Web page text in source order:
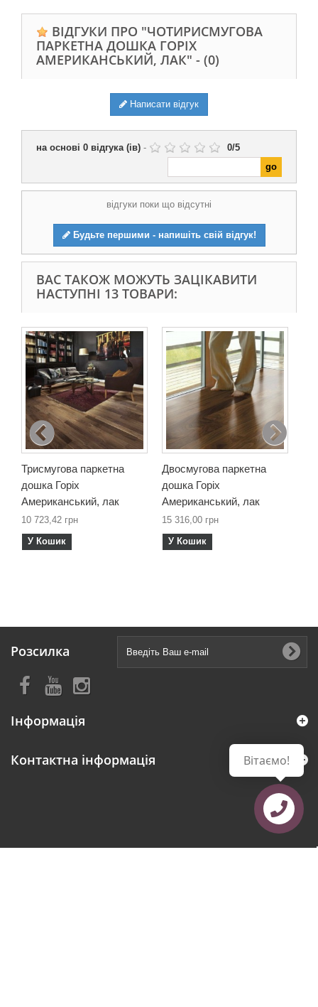
ВІДГУКИ ПРО "ЧОТИРИСМУГОВА
ПАРКЕТНА ДОШКА ГОРІХ
АМЕРИКАНСЬКИЙ, ЛАК" - (0)
Написати відгук
на основі 0 відгука (ів) - 0/5
відгуки поки що відсутні
Будьте першими - напишіть свій відгук!
ВАС ТАКОЖ МОЖУТЬ ЗАЦІКАВИТИ
НАСТУПНІ 13 ТОВАРИ:
Трисмугова паркетна
дошка Горіх
Американський, лак
10 723,42 грн
У Кошик
Двосмугова паркетна
дошка Горіх
Американський, лак
15 316,00 грн
У Кошик
Розсилка
Інформація
Контактна інформація Вітаємо!